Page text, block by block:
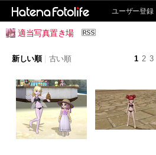
ユーザー登録
適当写真置き場
1 2 3
新しい順 | 古い順